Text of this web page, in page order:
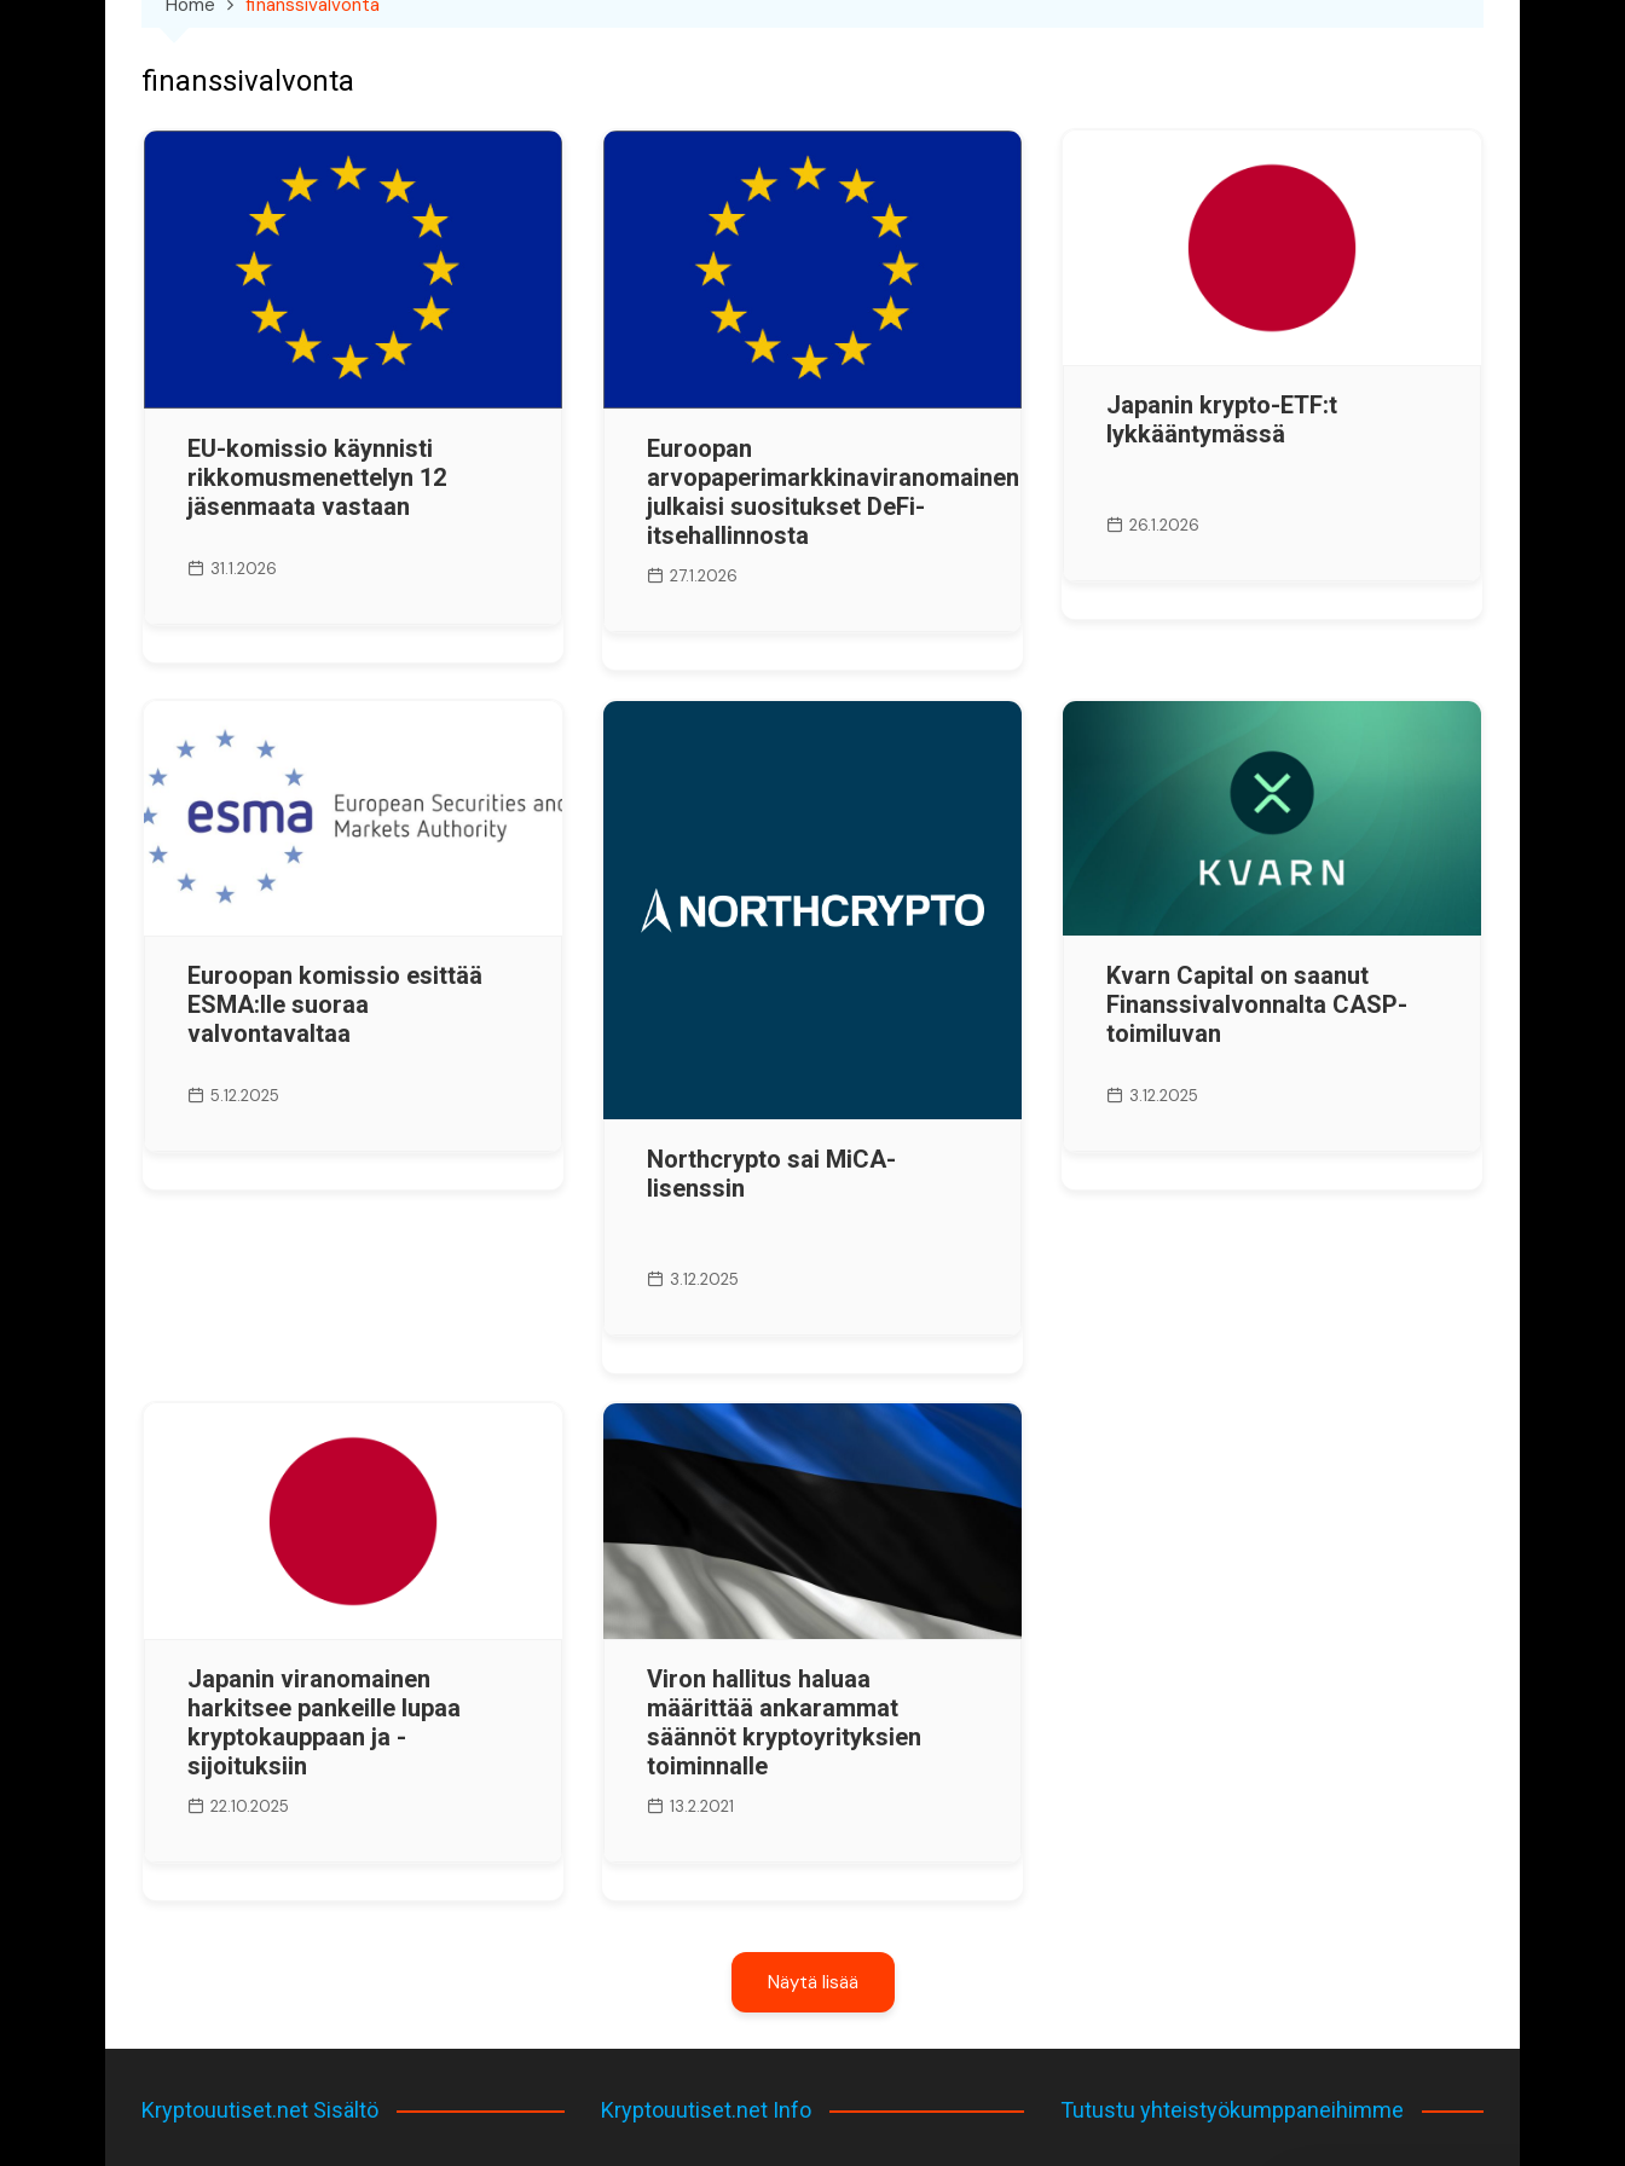
finanssivalvonta
EU-komissio käynnisti
rikkomusmenettelyn 12
jäsenmaata vastaan
31.1.2026
Euroopan
arvopaperimarkkinaviranomainen
julkaisi suositukset DeFi-
itsehallinnosta
27.1.2026
Japanin krypto-ETF:t
lykkääntymässä
26.1.2026
Euroopan komissio esittää
ESMA:lle suoraa
valvontavaltaa
5.12.2025
Northcrypto sai MiCA-
lisenssin
3.12.2025
Kvarn Capital on saanut
Finanssivalvonnalta CASP-
toimiluvan
3.12.2025
Japanin viranomainen
harkitsee pankeille lupaa
kryptokauppaan ja -
sijoituksiin
22.10.2025
Viron hallitus haluaa
määrittää ankarammat
säännöt kryptoyrityksien
toiminnalle
13.2.2021
Näytä lisää
Kryptouutiset.net Sisältö Kryptouutiset.net Info Tutustu yhteistyökumppaneihimme